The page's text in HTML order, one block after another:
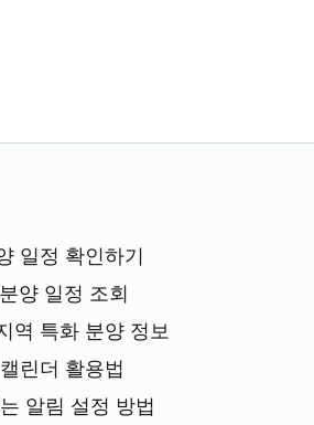
일정 확인하기
양 일정 조회
역 특화 분양 정보
린더 활용법
알림 설정 방법